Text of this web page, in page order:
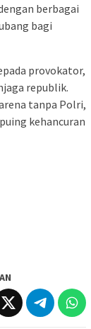
berbagai
bagi
provokator,
republik.
tanpa Polri,
kehancuran